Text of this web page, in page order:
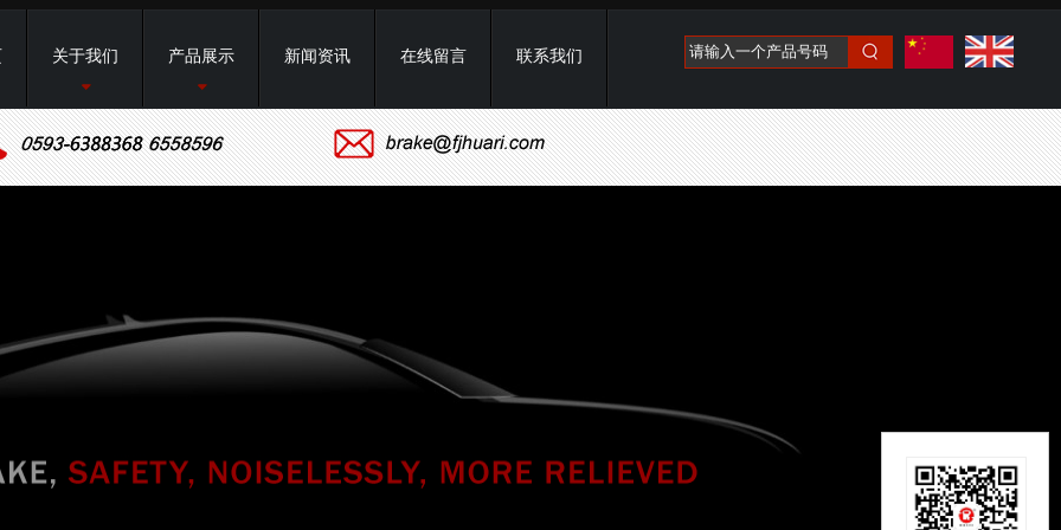
关于我们 产品展示 新闻资讯 在线留言 联系我们 请输入一个产品号码